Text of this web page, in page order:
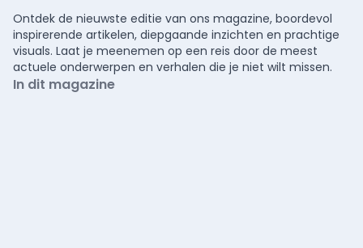
Ontdek de nieuwste editie van ons magazine, boordevol
inspirerende artikelen, diepgaande inzichten en prachtige
visuals. Laat je meenemen op een reis door de meest
actuele onderwerpen en verhalen die je niet wilt missen.
In dit magazine